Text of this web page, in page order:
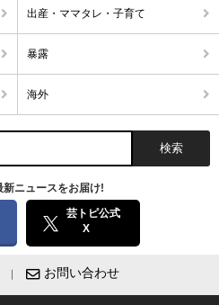
出産・ママタレ・子育て
暴露
海外
新ニュースをお届け!
芸トピ公式
X
お問い合わせ